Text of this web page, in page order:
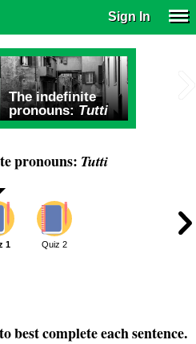
Sign In
The indefinite
pronouns: Tutti
pronouns: Tutti
1 Quiz 2
to best complete each sentence.